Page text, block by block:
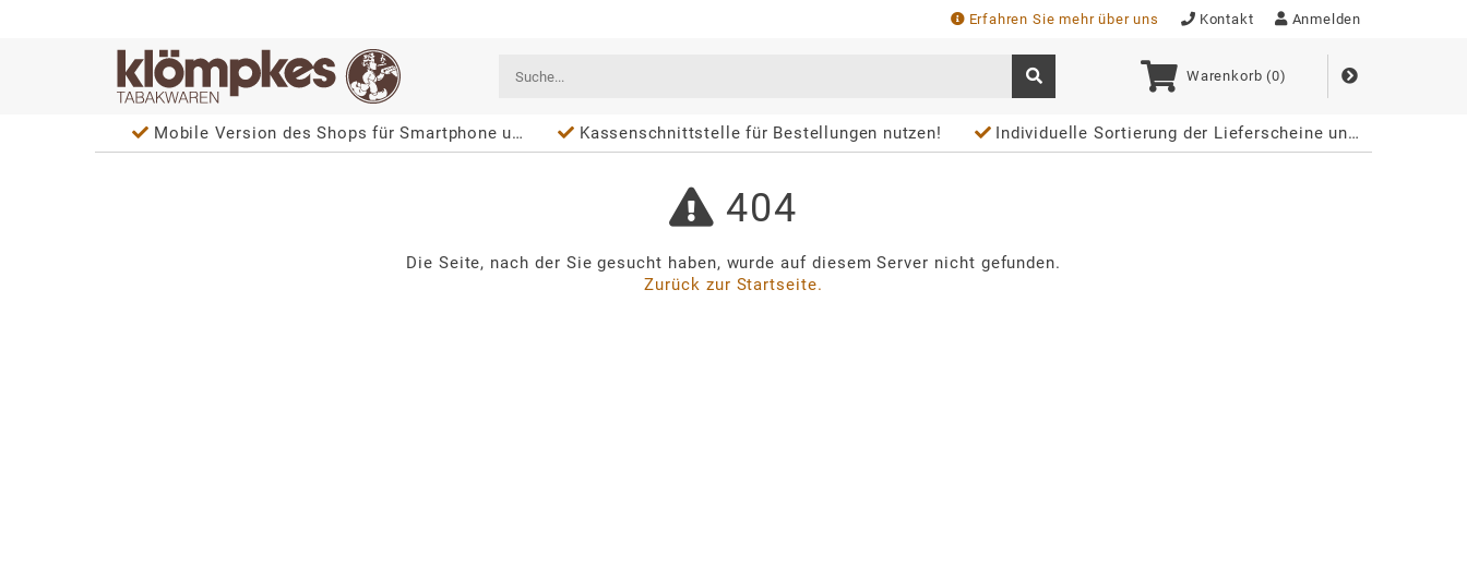
Erfahren Sie mehr über uns Kontakt Anmelden
Warenkorb (0)
Mobile Version des Shops für Smartphone und Tablet Kassenschnittstelle für Bestellungen nutzen! Individuelle Sortierung der Lieferscheine und Rechnungen
404
Die Seite, nach der Sie gesucht haben, wurde auf diesem Server nicht gefunden.
Zurück zur Startseite.